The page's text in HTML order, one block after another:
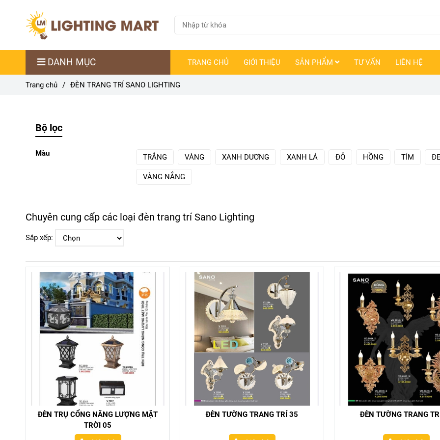
DANH MỤC TRANG CHỦ GIỚI THIỆU SẢN PHẨM TƯ VẤN LIÊN HỆ
Trang chủ / ĐÈN TRANG TRÍ SANO LIGHTING
Bộ lọc
Màu TRẮNG VÀNG XANH DƯƠNG XANH LÁ ĐỎ HỒNG TÍM
VÀNG NẮNG
Chuyên cung cấp các loại đèn trang trí Sano Lighting
Sắp xếp:
ĐÈN TRỤ CỔNG NĂNG LƯỢNG MẶT
TRỜI 05
ĐÈN TƯỜNG TRANG TRÍ 35 ĐÈN TƯỜNG TRANG